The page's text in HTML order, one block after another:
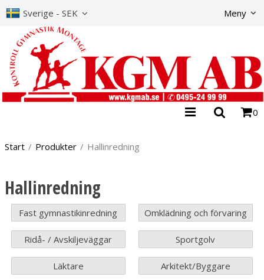
Sverige - SEK Meny
0
Start / Produkter / Hallinredning
Hallinredning
Fast gymnastikinredning Omklädning och förvaring
Ridå- / Avskiljeväggar Sportgolv
Läktare Arkitekt/Byggare